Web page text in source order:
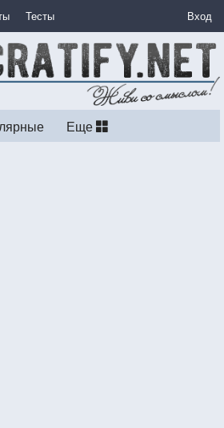
Тесты Вход
Еще